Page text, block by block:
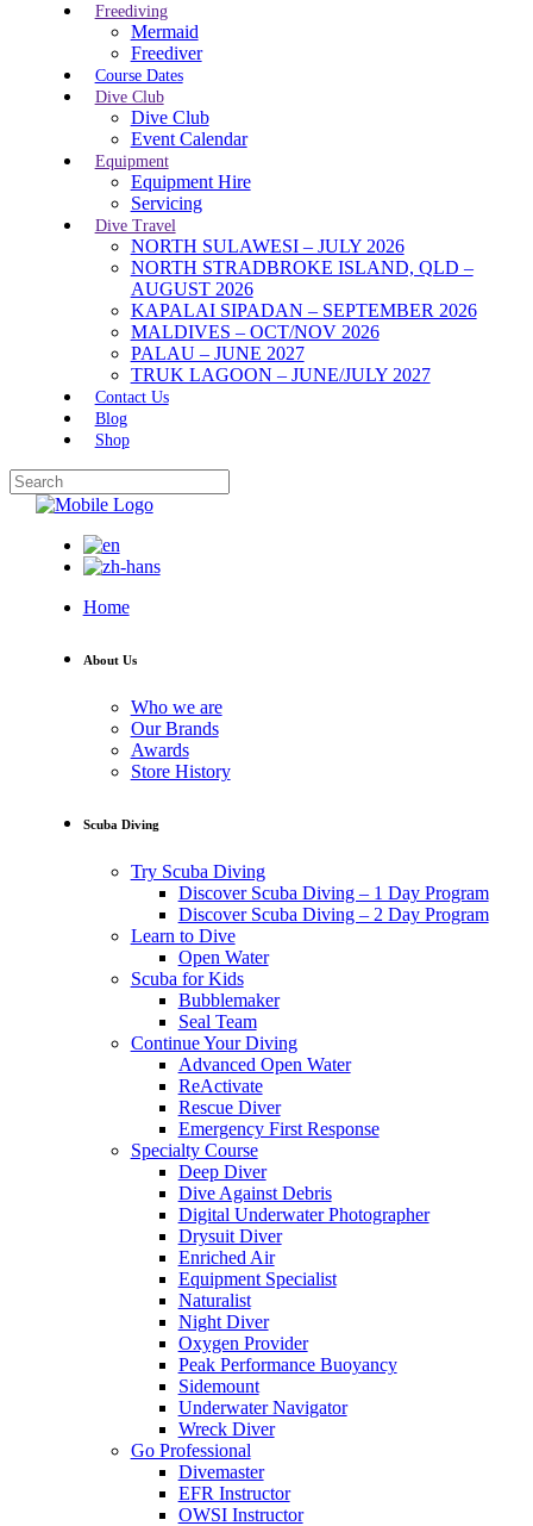
Freediving
Mermaid
Freediver
Course Dates
Dive Club
Dive Club
Event Calendar
Equipment
Equipment Hire
Servicing
Dive Travel
NORTH SULAWESI – JULY 2026
NORTH STRADBROKE ISLAND, QLD –
AUGUST 2026
KAPALAI SIPADAN – SEPTEMBER 2026
MALDIVES – OCT/NOV 2026
PALAU – JUNE 2027
TRUK LAGOON – JUNE/JULY 2027
Contact Us
Blog
Shop
Home
About Us
Who we are
Our Brands
Awards
Store History
Scuba Diving
Try Scuba Diving
Discover Scuba Diving – 1 Day Program
Discover Scuba Diving – 2 Day Program
Learn to Dive
Open Water
Scuba for Kids
Bubblemaker
Seal Team
Continue Your Diving
Advanced Open Water
ReActivate
Rescue Diver
Emergency First Response
Specialty Course
Deep Diver
Dive Against Debris
Digital Underwater Photographer
Drysuit Diver
Enriched Air
Equipment Specialist
Naturalist
Night Diver
Oxygen Provider
Peak Performance Buoyancy
Sidemount
Underwater Navigator
Wreck Diver
Go Professional
Divemaster
EFR Instructor
OWSI Instructor